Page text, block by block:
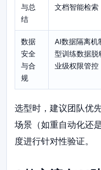
与总
结
文档智能检索
数据
安全
与合
规
AI数据隔离机
型训练数据脱
业级权限管控
选型时，建议团队优
场景（如重自动化还
度进行针对性验证。